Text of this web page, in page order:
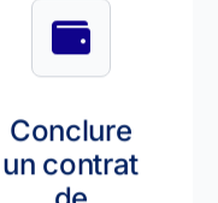
Conclure
un contrat